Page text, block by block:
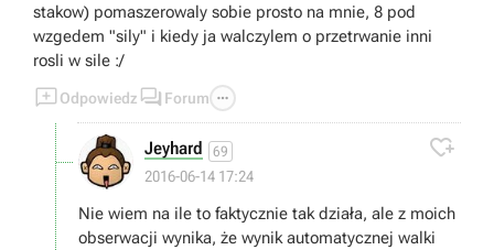
stakow) pomaszerowaly sobie prosto na mnie, 8 pod
wzgedem "sily" i kiedy ja walczylem o przetrwanie inni
rosli w sile :/
Odpowiedz  Forum 
Jeyhard 69
2016-06-14 17:24

Nie wiem na ile to faktycznie tak działa, ale z moich
obserwacji wynika, że wynik automatycznej walki